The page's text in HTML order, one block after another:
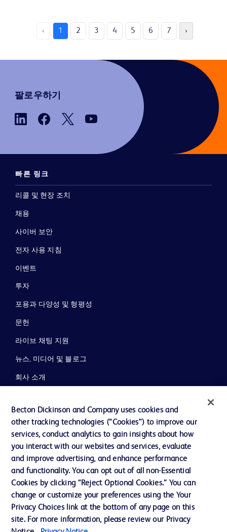
‹ 1 2 3 4 5 6 7 ›
팔로우하기
빠른 링크
리콜 및 현장 조치
채용
사이버 보안
전자 사용 지침
이벤트
투자
포용과 다양성 및 형평성
문헌
라이브 채팅 지원
뉴스, 미디어 및 블로그
회사 소개
지원
당사로 문의하기
쿠키 기본 설정
개인정보
이용 약관
개인정보처리방침
Becton Dickinson and Company uses cookies and
other tracking technologies (“Cookies”) to improve our
services, conduct analytics to gain insights about how
you interact with our websites and services, evaluate
and improve advertising, and enhance performance
and functionality. You can opt out of all non-Essential
Cookies by clicking “Reject Optional Cookies.” You can
change or customize your preferences using the Your
Privacy Choices link at the bottom of any page on this
site. For more information, please review our Privacy